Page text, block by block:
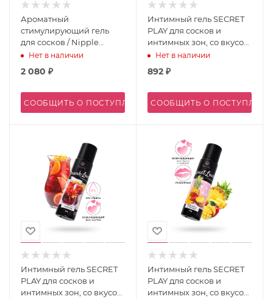
Ароматный
стимулирующий гель
для сосков / Nipple
Titillator Winter Blitz - 30
Нет в наличии
2 080 ₽
СООБЩИТЬ О ПОСТУПЛЕНИИ
Интимный гель SECRET
PLAY для сосков и
интимных зон, со вкусом
джин тоника, 58 г
Нет в наличии
892 ₽
СООБЩИТЬ О
Интимный гель SECRET
PLAY для сосков и
интимных зон, со вкусом
Интимный гель SECRET
PLAY для сосков и
интимных зон, со вкусом